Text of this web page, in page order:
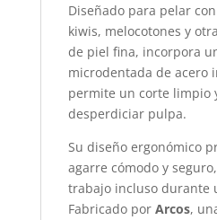
Diseñado para pelar
kiwis, melocotones y
de piel fina, incorpora
microdentada de acero
permite un corte limpio
desperdiciar pulpa.
Su diseño ergonómico
agarre cómodo y
trabajo incluso durante
Fabricado por Arcos,